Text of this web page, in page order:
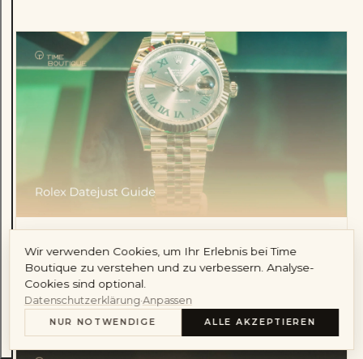
Audemars Piguet Cartier
Rolex Datejust, die Referenz, an der sich alle
anderen messen
ARTIKEL LESEN
Wir verwenden Cookies, um Ihr Erlebnis bei Time
Boutique zu verstehen und zu verbessern. Analyse-
Cookies sind optional.
Datenschutzerklärung·Anpassen
NUR NOTWENDIGE ALLE AKZEPTIEREN